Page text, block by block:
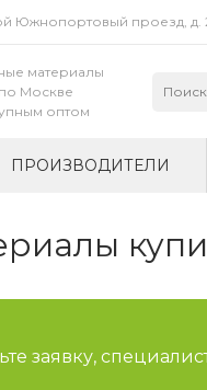
Южнопортовый проезд, д.
материалы
Москве
оптом
ПРОИЗВОДИТЕЛИ
заявку,